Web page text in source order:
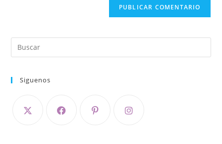
Siguenos